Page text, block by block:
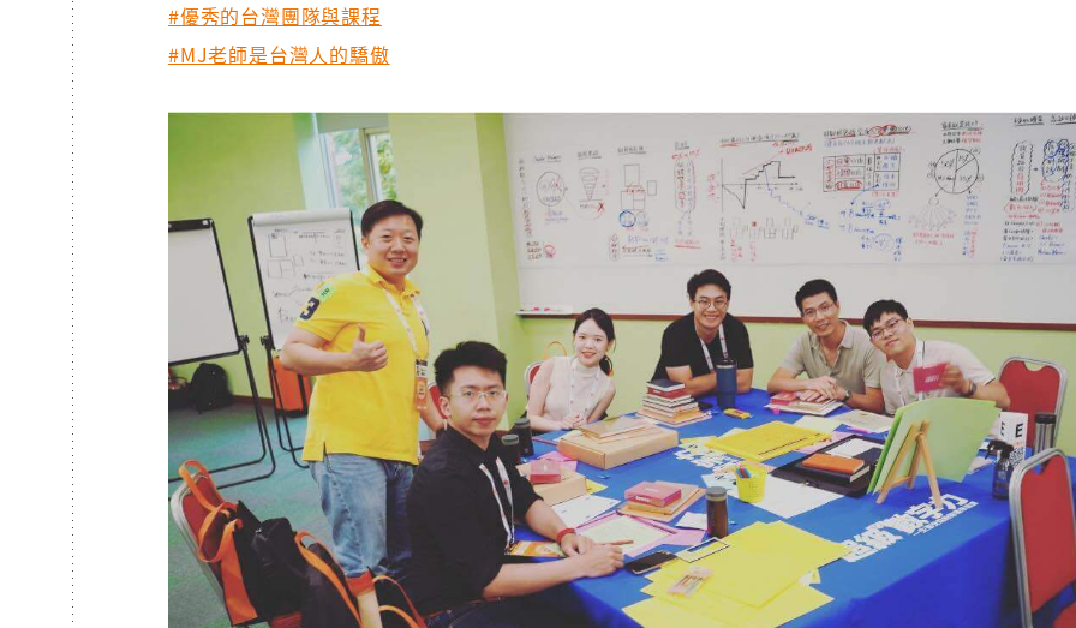
#優秀的台灣團隊與課程
#MJ老師是台灣人的驕傲